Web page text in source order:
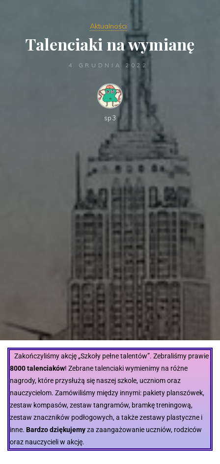
Aktualności
Talenciaki na wymianę
4 GRUDNIA 2022
sp3
Zakończyliśmy akcję „Szkoły pełne talentów”. Zebraliśmy prawie
8000 talenciaków! Zebrane talenciaki wymienimy na różne
nagrody, które przysłużą się naszej szkole, uczniom oraz
nauczycielom. Zamówiliśmy między innymi: pakiety planszówek,
zestaw kompasów, zestaw tangramów, bramkę treningową,
zestaw znaczników podłogowych, a także zestawy plastyczne i
inne. Bardzo dziękujemyza zaangażowanie uczniów, rodziców
oraz nauczycieli w akcję.